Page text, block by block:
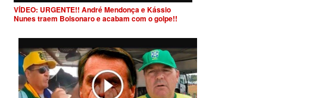
VÍDEO: URGENTE!! André Mendonça e Kássio
Nunes traem Bolsonaro e acabam com o golpe!!